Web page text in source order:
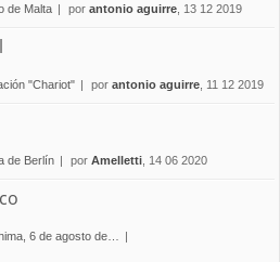
de Malta por antonio aguirre , 13 12 2019
"Chariot" por antonio aguirre , 11 12 2019
de Berlín por Amelletti , 14 06 2020
6 de agosto de…